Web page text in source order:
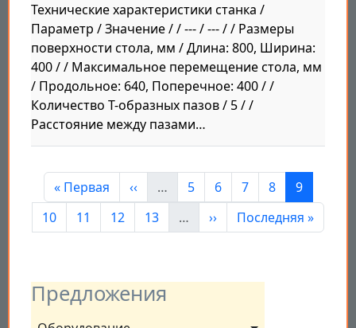
Предложения
Технические характеристики станка /
Параметр / Значение / / --- / --- / / Размеры
поверхности стола, мм / Длина: 800, Ширина:
400 / / Максимальное перемещение стола, мм
/ Продольное: 640, Поперечное: 400 / /
Количество Т-образных пазов / 5 / /
Расстояние между пазами…
Нумерация страниц
Первая страница
« Первая Предыдущая страница
‹‹ … Страница
5 Страница
6 Страница
7 Страница
8 Страница
9
Страница
10 Страница
11 Страница
12 Страница
13 … Следующая страница
›› Последняя
Последняя »